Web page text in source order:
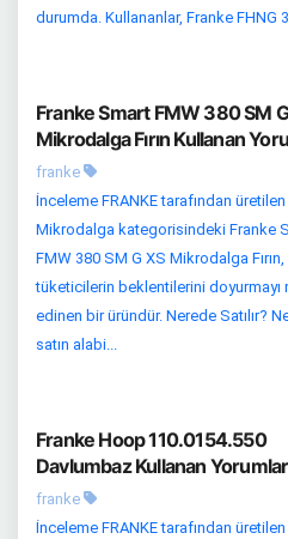
durumda. Kullananlar, Franke FHNG
Franke Smart FMW 380 SM
Mikrodalga Fırın Kullanan
franke
İnceleme FRANKE tarafından üretilen
Mikrodalga kategorisindeki Franke
FMW 380 SM G XS Mikrodalga Fırın,
tüketicilerin beklentilerini doyurmayı
edinen bir üründür. Nerede Satılır?
satın alabi...
Franke Hoop 110.0154.550
Davlumbaz Kullanan
franke
İnceleme FRANKE tarafından üretilen